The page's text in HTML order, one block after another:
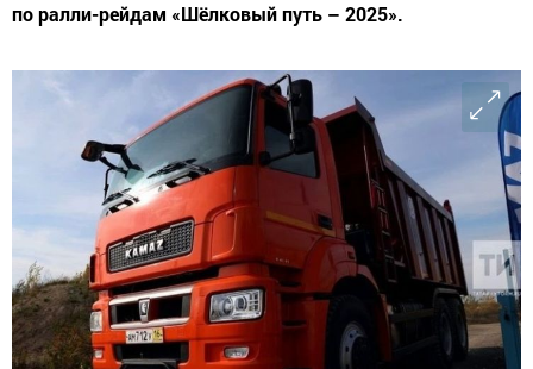
по ралли-рейдам «Шёлковый путь – 2025».